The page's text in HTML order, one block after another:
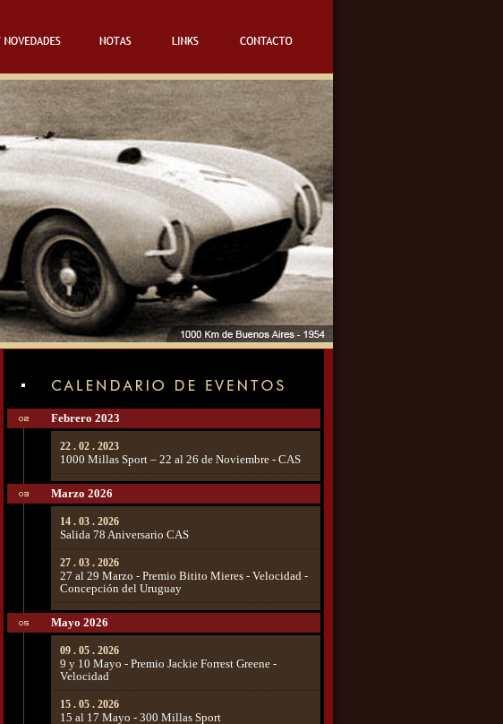
Febrero 2023
22 . 02 . 2023
1000 Millas Sport – 22 al 26 de Noviembre - CAS
Marzo 2026
14 . 03 . 2026
Salida 78 Aniversario CAS
27 . 03 . 2026
27 al 29 Marzo - Premio Bitito Mieres - Velocidad -
Concepción del Uruguay
Mayo 2026
09 . 05 . 2026
9 y 10 Mayo - Premio Jackie Forrest Greene -
Velocidad
15 . 05 . 2026
15 al 17 Mayo - 300 Millas Sport